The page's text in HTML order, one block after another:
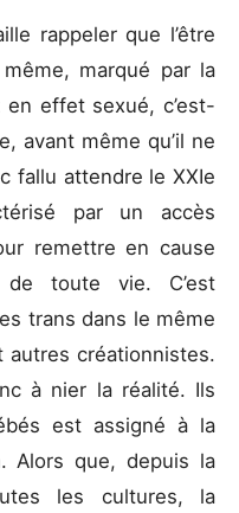
rappeler que l’être
marqué par la
effet sexué, c’est-
avant même qu’il ne
fallu attendre le XXIe
par un accès
remettre en cause
toute vie. C’est
trans dans le même
autres créationnistes.
à nier la réalité. Ils
est assigné à la
Alors que, depuis la
les cultures, la